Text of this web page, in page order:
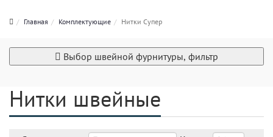
Главная Комплектующие Нитки Супер
Выбор швейной фурнитуры, фильтр
Нитки швейные